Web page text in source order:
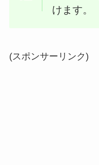
けます。
(スポンサーリンク)